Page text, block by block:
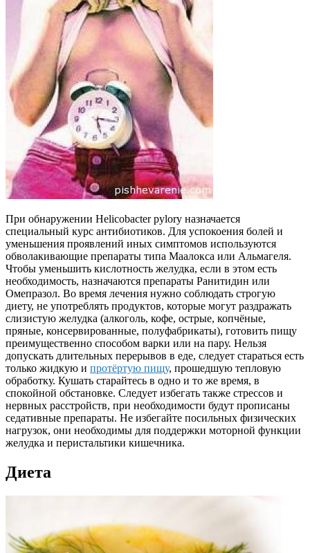
При обнаружении Helicobacter pylory назначается
специальный курс антибиотиков. Для успокоения болей и
уменьшения проявлений иных симптомов используются
обволакивающие препараты типа Маалокса или Альмагеля.
Чтобы уменьшить кислотность желудка, если в этом есть
необходимость, назначаются препараты Ранитидин или
Омепразол. Во время лечения нужно соблюдать строгую
диету, не употреблять продуктов, которые могут раздражать
слизистую желудка (алкоголь, кофе, острые, копчёные,
пряные, консервированные, полуфабрикаты), готовить пищу
преимущественно способом варки или на пару. Нельзя
допускать длительных перерывов в еде, следует стараться есть
только жидкую и протёртую пищу, прошедшую тепловую
обработку. Кушать старайтесь в одно и то же время, в
спокойной обстановке. Следует избегать также стрессов и
нервных расстройств, при необходимости будут прописаны
седативные препараты. Не избегайте посильных физических
нагрузок, они необходимы для поддержки моторной функции
желудка и перистальтики кишечника.
Диета